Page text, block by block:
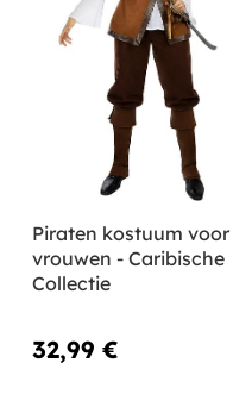
Piraten kostuum voor
vrouwen - Caribische
Collectie
32,99 €